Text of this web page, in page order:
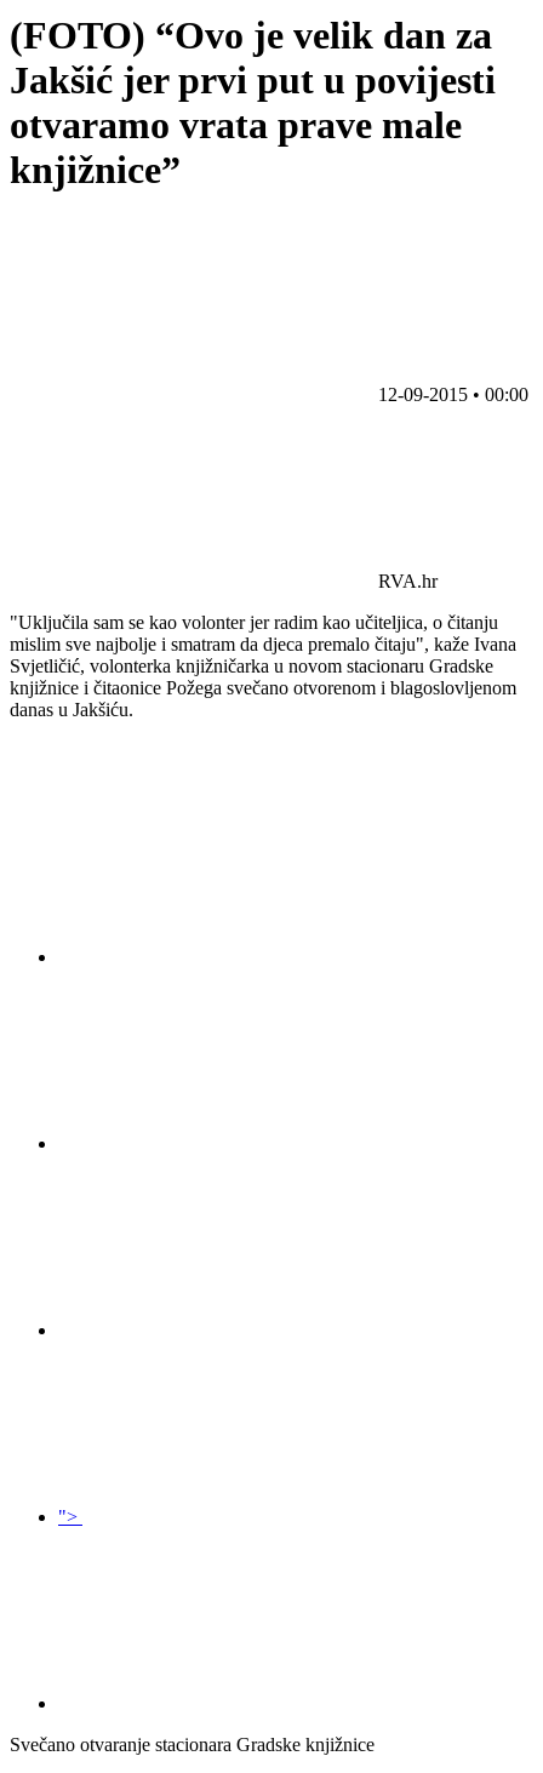
(FOTO) “Ovo je velik dan za
Jakšić jer prvi put u povijesti
otvaramo vrata prave male
knjižnice”
12-09-2015 • 00:00
RVA.hr
"Uključila sam se kao volonter jer radim kao učiteljica, o čitanju
mislim sve najbolje i smatram da djeca premalo čitaju", kaže Ivana
Svjetličić, volonterka knjižničarka u novom stacionaru Gradske
knjižnice i čitaonice Požega svečano otvorenom i blagoslovljenom
danas u Jakšiću.
">
Svečano otvaranje stacionara Gradske knjižnice